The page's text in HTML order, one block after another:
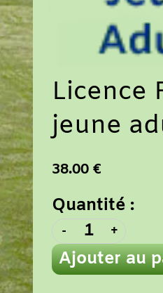
Licence
jeune
38.00 €
Quantité :
- +
Ajouter au